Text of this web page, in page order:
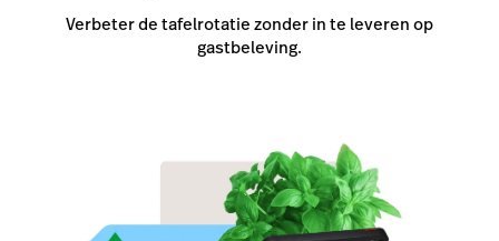
Verbeter de tafelrotatie zonder in te leveren op
gastbeleving.